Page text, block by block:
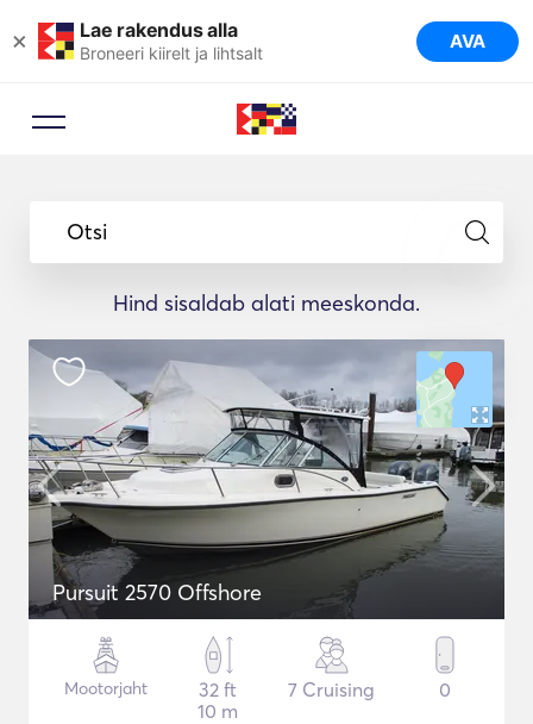
× Lae rakendus alla
Broneeri kiirelt ja lihtsalt AVA
Otsi
Hind sisaldab alati meeskonda.
Pursuit 2570 Offshore
Mootorjaht
32 ft
10 m
7 Cruising 0